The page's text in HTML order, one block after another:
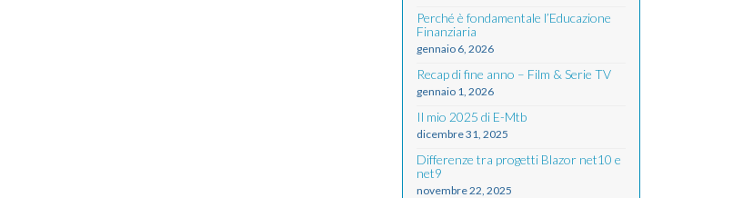
Perché è fondamentale l’Educazione
Finanziaria
gennaio 6, 2026
Recap di fine anno – Film & Serie TV
gennaio 1, 2026
Il mio 2025 di E-Mtb
dicembre 31, 2025
Differenze tra progetti Blazor net10 e
net9
novembre 22, 2025